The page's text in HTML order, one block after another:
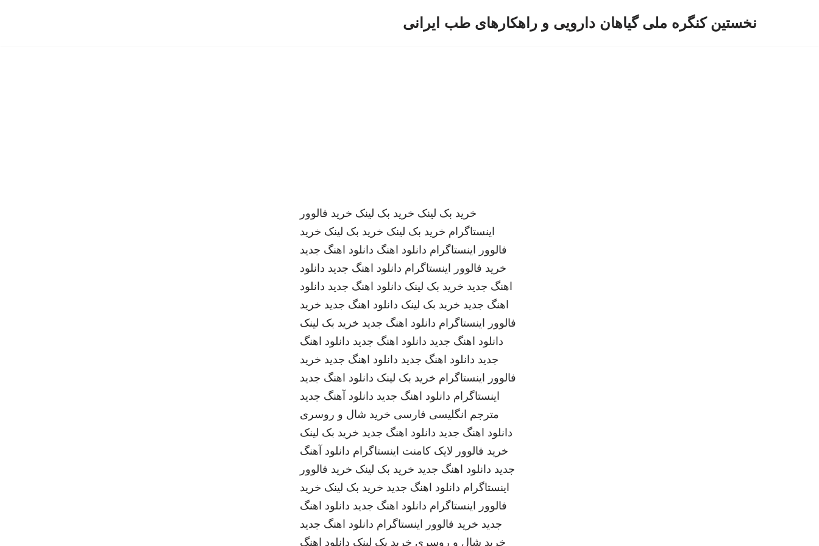
نخستین کنگره ملی گیاهان دارویی و راهکارهای طب ایرانی
خرید بک لینک خرید بک لینک خرید فالوور
اینستاگرام خرید بک لینک خرید بک لینک خرید
فالوور اینستاگرام دانلود اهنگ دانلود اهنگ جدید
خرید فالوور اینستاگرام دانلود اهنگ جدید دانلود
اهنگ جدید خرید بک لینک دانلود اهنگ جدید دانلود
اهنگ جدید خرید بک لینک دانلود اهنگ جدید خرید
فالوور اینستاگرام دانلود اهنگ جدید خرید بک لینک
دانلود اهنگ جدید دانلود اهنگ جدید دانلود اهنگ
جدید دانلود اهنگ جدید دانلود اهنگ جدید خرید
فالوور اینستاگرام خرید بک لینک دانلود اهنگ جدید
اینستاگرام دانلود اهنگ جدید دانلود آهنگ جدید
مترجم انگلیسی فارسی خرید شال و روسری
دانلود اهنگ جدید دانلود اهنگ جدید خرید بک لینک
خرید فالوور لایک کامنت اینستاگرام دانلود آهنگ
جدید دانلود اهنگ جدید خرید بک لینک خرید فالوور
اینستاگرام دانلود اهنگ جدید خرید بک لینک خرید
فالوور اینستاگرام دانلود اهنگ جدید دانلود اهنگ
جدید خرید فالوور اینستاگرام دانلود اهنگ جدید
خرید شال و روسری خرید بک لینک دانلود اهنگ